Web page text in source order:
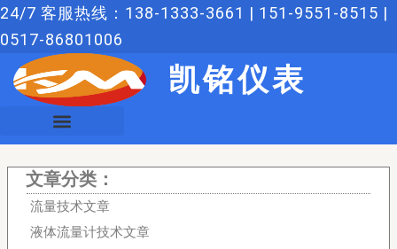
跳
至
24/7 客服热线：138-1333-3661 | 151-9551-8515 |
0517-86801006
凯铭仪表
文章分类：
流量技术文章
液体流量计技术文章